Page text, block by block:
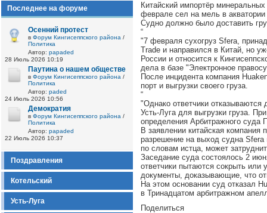
Последнее на форуме
Осенний протест
в Форум Кингисеппского района /
Политика
Автор: papaded
28 Июль 2026 10:19
Паутина о нашем обществе
в Форум Кингисеппского района /
Политика
Автор: paded
24 Июль 2026 10:56
Демократия
в Форум Кингисеппского района /
Политика
Автор: papaded
22 Июль 2026 10:37
Поздравления
Котельский
Усть-Луга
Китайский импортёр
феврале сел на мель в акватории
Судно должно было доставить
“
"7 февраля сухогруз Sfera,
Trade и направился в Китай, но
России и относится к
дела в базе "Электронное
После инцидента компания
порт и выгрузки своего груза.
“
"Однако ответчики отказываются
Усть-Луга для выгрузки груза.
определения Арбитражного суда
В заявлении китайская компания
разрешение на выход судна Sfera
по словам истца, может
Заседание суда состоялось 2
ответчики пытаются сокрыть
документы, доказывающие, что
На этом основании суд отказал
в Тринадцатом арбитражном
Поделиться